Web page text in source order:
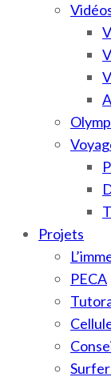
Projets
PECA